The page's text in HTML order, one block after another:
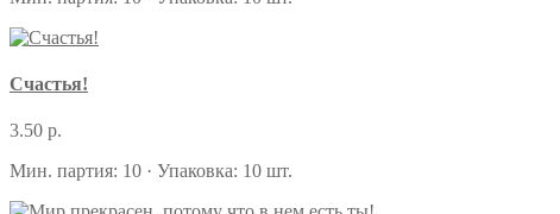
Счастья!
3.50 р.
Мин. партия: 10 · Упаковка: 10 шт.